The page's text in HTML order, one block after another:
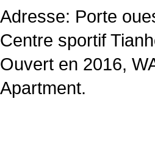
Adresse: Porte
Centre sportif
Ouvert en 2016,
Apartment.